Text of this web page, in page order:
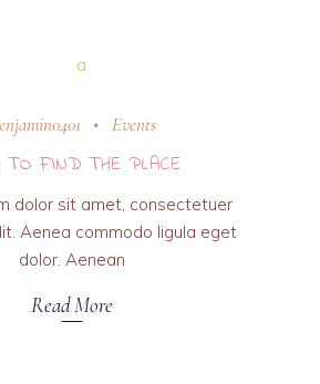
Events
TO FIND THE PLACE
dolor sit amet, consectetuer
Aenea commodo ligula eget
dolor. Aenean
Read More